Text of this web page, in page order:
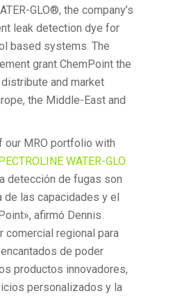
GLO®, the company’s
leak detection dye for
based systems. The
grant ChemPoint the
and market
the Middle-East and
our MRO portfolio with
WATER-GLO
detección de fugas son
de las capacidades y el
afirmó Dennis
comercial regional para
de poder
productos innovadores,
personalizados y la